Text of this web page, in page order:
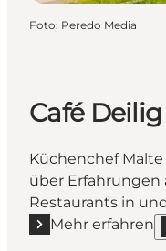
Foto: Peredo Media
Café
Küchenchef
über
Restaurants in
Mehr erfahren
Mehr erfahren